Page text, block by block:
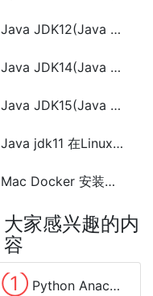
Java JDK12(Java 12)在windows上的安装和环境变量配置
Java JDK14(Java 14)在Windows上安装与环境变量配置
Java JDK15(Java 15)在Windows上安装与环境变量配置
Java jdk11 在Linux上的安装和配置
Mac Docker 安装与配置
大家感兴趣的内
容
① Python Anaconda的安全干净卸载